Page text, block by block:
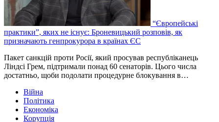
“Європейські
практики”, яких не існує: Броневицький розповів, як
призначають генпрокурора в країнах ЄС
Пакет санкцій проти Росії, який просував республіканець
Ліндсі Грем, підтримали понад 60 сенаторів. Цього числа
достатньо, щоби подолати процедурне блокування в…
Війна
Політика
Економіка
Корупція